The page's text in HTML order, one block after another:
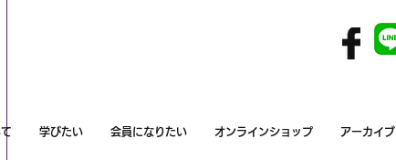
学びたい 会員になりたい オンラインショップ アーカイブ